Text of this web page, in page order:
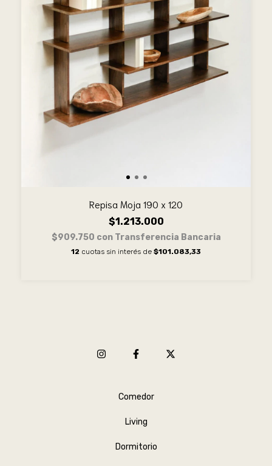
Repisa Moja 190 x 120
$1.213.000
$909.750 con Transferencia Bancaria
12 cuotas sin interés de $101.083,33
Comedor
Living
Dormitorio